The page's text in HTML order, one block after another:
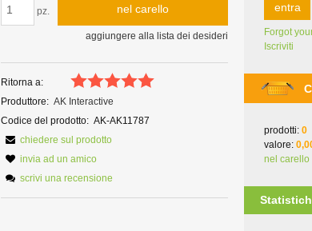
pz. nel carello
aggiungere alla lista dei desideri
Ritorna a:
Produttore: AK Interactive
Codice del prodotto: AK-AK11787
chiedere sul prodotto
invia ad un amico
scrivi una recensione
entra
Forgot
Iscriviti
prodotti: 0
valore:
nel carello